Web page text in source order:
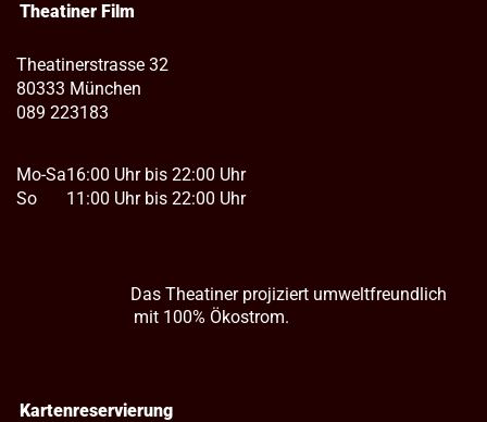
Theatiner Film
Theatinerstrasse 32
80333 München
089 223183
Mo-Sa
So
16:00 Uhr bis 22:00 Uhr
11:00 Uhr bis 22:00 Uhr
Das Theatiner projiziert umweltfreundlich
mit 100% Ökostrom.
Kartenreservierung